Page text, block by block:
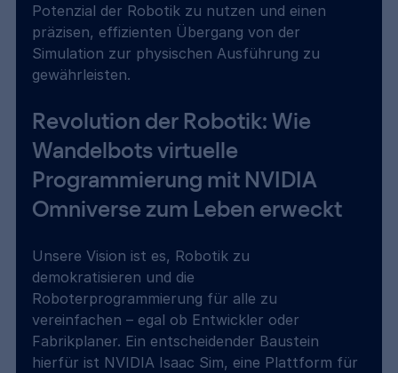
Potenzial der Robotik zu nutzen und einen
präzisen, effizienten Übergang von der
Simulation zur physischen Ausführung zu
gewährleisten.
Revolution der Robotik: Wie
Wandelbots virtuelle
Programmierung mit NVIDIA
Omniverse zum Leben erweckt
Unsere Vision ist es, Robotik zu
demokratisieren und die
Roboterprogrammierung für alle zu
vereinfachen – egal ob Entwickler oder
Fabrikplaner. Ein entscheidender Baustein
hierfür ist NVIDIA Isaac Sim, eine Plattform für